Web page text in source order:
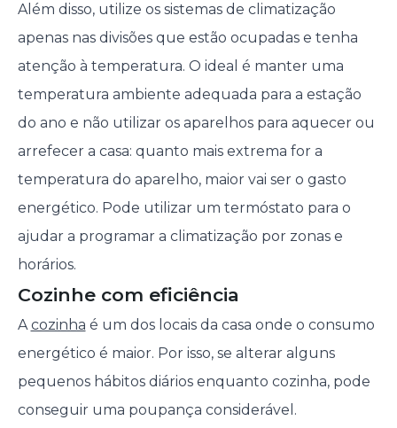
Além disso, utilize os sistemas de climatização
apenas nas divisões que estão ocupadas e tenha
atenção à temperatura. O ideal é manter uma
temperatura ambiente adequada para a estação
do ano e não utilizar os aparelhos para aquecer ou
arrefecer a casa: quanto mais extrema for a
temperatura do aparelho, maior vai ser o gasto
energético. Pode utilizar um termóstato para o
ajudar a programar a climatização por zonas e
horários.
Cozinhe com eficiência
Acozinha é um dos locais da casa onde o consumo
energético é maior. Por isso, se alterar alguns
pequenos hábitos diários enquanto cozinha, pode
conseguir uma poupança considerável.